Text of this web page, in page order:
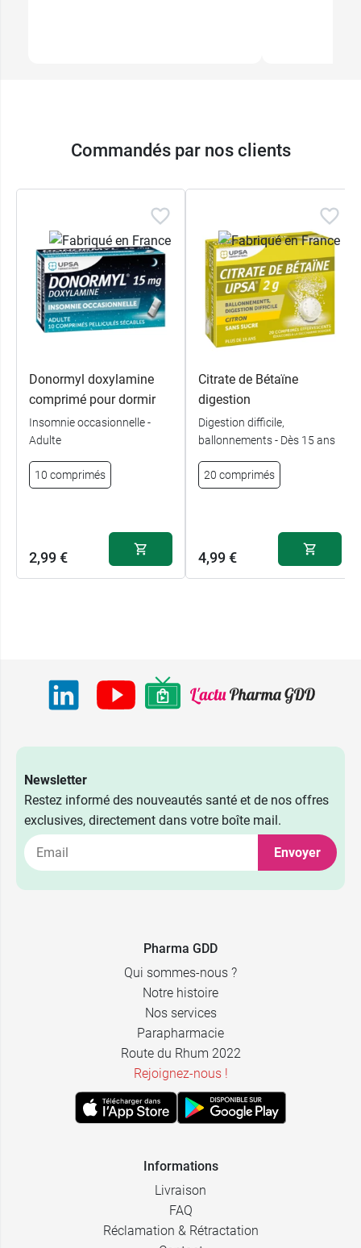
Commandés par nos clients
Donormyl doxylamine
comprimé pour dormir
Insomnie occasionnelle -
Adulte
10 comprimés
2,99 €
Citrate de Bétaïne
digestion
Digestion difficile,
ballonnements - Dès 15 ans
20 comprimés
4,99 €
Newsletter
Restez informé des nouveautés santé et de nos offres
exclusives, directement dans votre boîte mail.
Envoyer
Pharma GDD
Qui sommes-nous ?
Notre histoire
Nos services
Parapharmacie
Route du Rhum 2022
Rejoignez-nous !
Informations
Livraison
FAQ
Réclamation & Rétractation